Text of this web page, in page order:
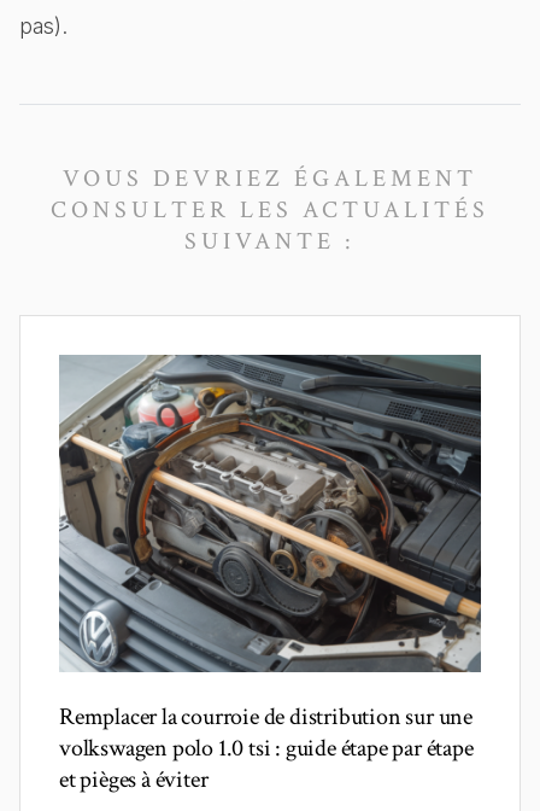
pas).
VOUS DEVRIEZ ÉGALEMENT
CONSULTER LES ACTUALITÉS
SUIVANTE :
Remplacer la courroie de distribution sur une
volkswagen polo 1.0 tsi : guide étape par étape
et pièges à éviter